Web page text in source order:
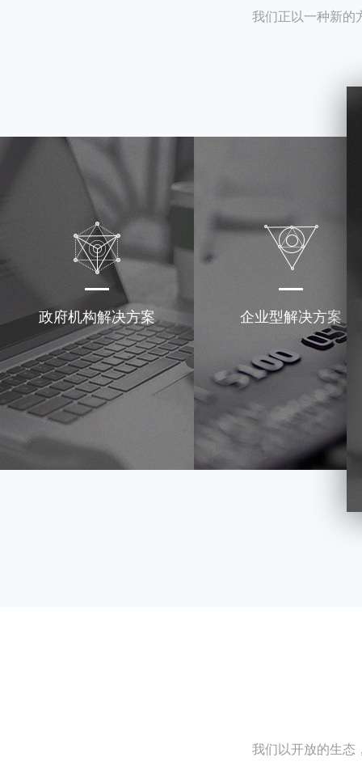
我们正以一种新的
政府机构解决方案 企业型解决方案
我们以开放的生态